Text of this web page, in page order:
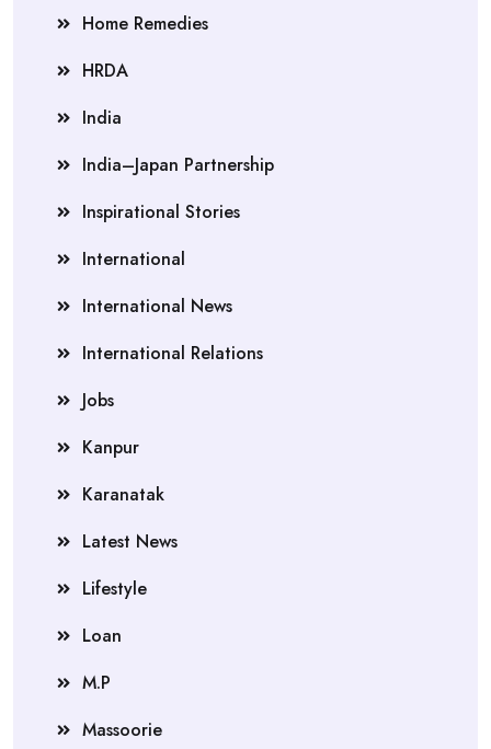
Home Remedies
HRDA
India
India–Japan Partnership
Inspirational Stories
International
International News
International Relations
Jobs
Kanpur
Karanatak
Latest News
Lifestyle
Loan
M.P
Massoorie